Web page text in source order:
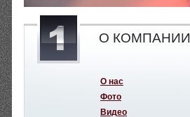
О КОМПАНИИ
О нас
Фото
Видео